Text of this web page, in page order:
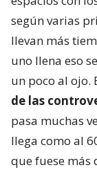
según varias
llevan más
uno llena eso
un poco al ojo.
de las
pasa muchas
llega como al
que fuese más